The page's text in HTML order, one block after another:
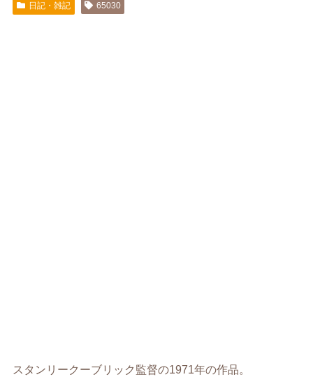
日記・雑記 65030
スタンリークーブリック監督の1971年の作品。